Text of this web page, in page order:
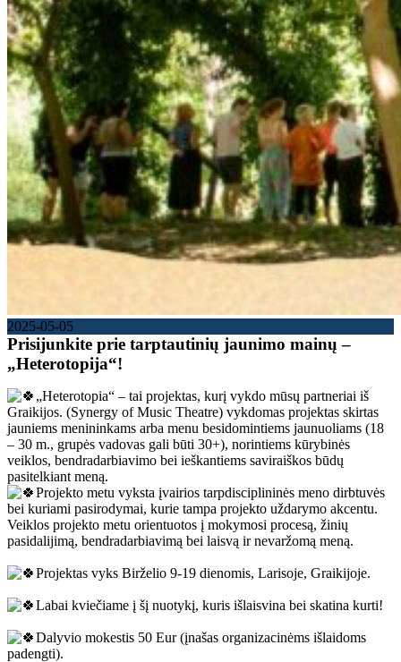
2025-05-05
Prisijunkite prie tarptautinių jaunimo mainų –
„Heterotopija“!
„Heterotopia“ – tai projektas, kurį vykdo mūsų partneriai iš
Graikijos. (Synergy of Music Theatre) vykdomas projektas skirtas
jauniems menininkams arba menu besidomintiems jaunuoliams (18
– 30 m., grupės vadovas gali būti 30+), norintiems kūrybinės
veiklos, bendradarbiavimo bei ieškantiems saviraiškos būdų
pasitelkiant meną.
Projekto metu vyksta įvairios tarpdisciplininės meno dirbtuvės
bei kuriami pasirodymai, kurie tampa projekto uždarymo akcentu.
Veiklos projekto metu orientuotos į mokymosi procesą, žinių
pasidalijimą, bendradarbiavimą bei laisvą ir nevaržomą meną.
Projektas vyks Birželio 9-19 dienomis, Larisoje, Graikijoje.
Labai kviečiame į šį nuotykį, kuris išlaisvina bei skatina kurti!
Dalyvio mokestis 50 Eur (įnašas organizacinėms išlaidoms
padengti).